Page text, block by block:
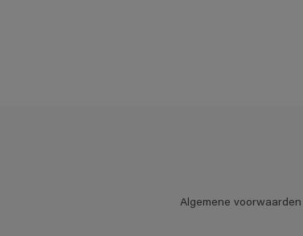
Algemene voorwaarden